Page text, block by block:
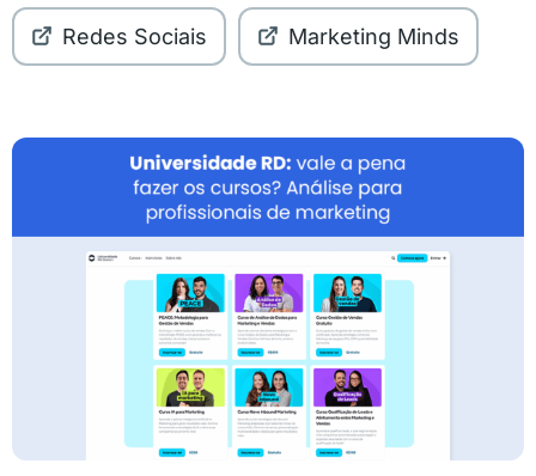
Redes Sociais Marketing Minds